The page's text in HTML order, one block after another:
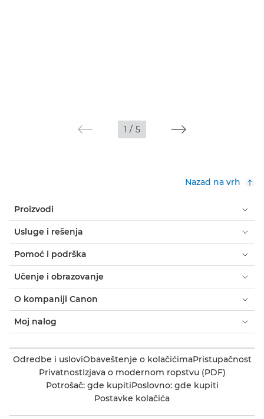
1 / 5
Nazad na vrh
Proizvodi
Usluge i rešenja
Pomoć i podrška
Učenje i obrazovanje
O kompaniji Canon
Moj nalog
Odredbe i usloviObaveštenje o kolačićimaPristupačnost
PrivatnostIzjava o modernom ropstvu (PDF)
Potrošač: gde kupitiPoslovno: gde kupiti
Postavke kolačića